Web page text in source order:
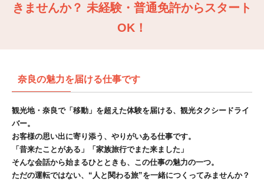
きませんか？ 未経験・普通免許からスタート
OK！
奈良の魅力を届ける仕事です
観光地・奈良で「移動」を超えた体験を届ける、観光タクシードライ
バー。
お客様の思い出に寄り添う、やりがいある仕事です。
「昔来たことがある」「家族旅行でまた来ました」
そんな会話から始まるひとときも、この仕事の魅力の一つ。
ただの運転ではない、“人と関わる旅”を一緒につくってみませんか？